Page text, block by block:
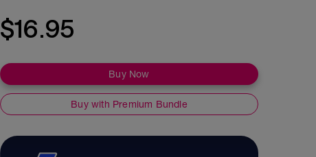
$16.95
Buy Now
Buy with Premium Bundle